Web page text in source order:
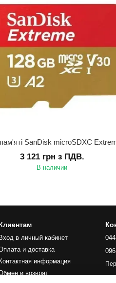
3 121 грн з ПДВ.
В наличии
Вход в личный кабинет
и доставка
Контактная информация
и возврат